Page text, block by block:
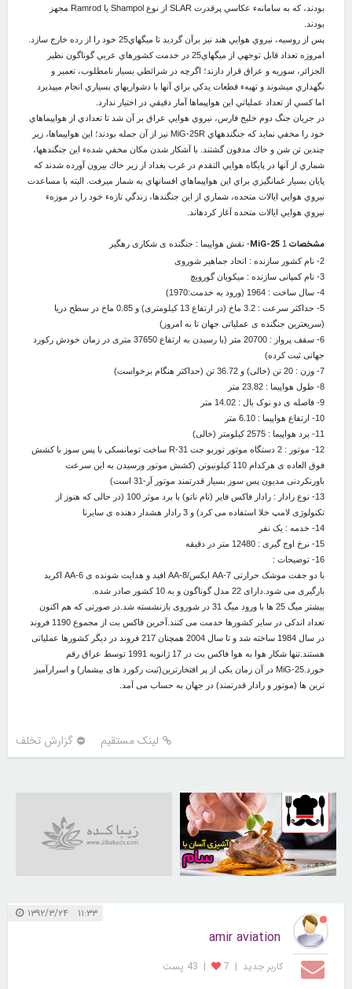
بودند، كه به سامانهء عكاسي پرقدرت SLAR از نوع Shampol يا Ramrod مجهز
بودند.
پس از روسيه، نيروي هوايي هند نيز برآن گرديد تا ميگهاي25 خود را از رده خارج سازد.
امروزه تعداد قابل توجهي از ميگهاي25 در خدمت كشورهاي عربي گوناگون نظير
الجزائر، سوريه و عراق قرار دارند؛ اگرچه در شرائطي بسيار نامطلوب، تعمير و
نگهداري مي‎شوند و تهيهء قطعات يدكي براي آنها با دشواري‏هاي بسياري انجام مي‏پذيرد
اما كسي از تعداد عملياتي اين هواپيماها آمار دقيقي در اختيار ندارد.
در جريان جنگ دوم خليج فارس، نيروي هوايي عراق بر آن شد تا تعدادي از هواپيماهاي
خود را مخفي نمايد كه جنگنده‏هاي MiG-25R نيز از آن جمله بودند؛ اين هواپيماها، زير
چندين تن شن و خاك مدفون گشتند. با آشكار شدن مكان مخفي شدهء اين جنگنده‏ها،
شماري از آنها در پايگاه هوايي التقدم در غرب بغداد از زير خاك بيرون آورده شدند كه
پايان بسيار غم‏انگيزي براي اين هواپيماهاي افسانه‏اي به شمار مي‏رفت. البته با مساعدت
نيروي هوايي ايالات متحده، شماري از اين جنگندها، زندگي تازهء خود را در موزهء
نيروي هوايي ايالات متحده آغاز كرده‏اند.
مشخصات MiG-25 1- نقش هواپیما : جنگنده ی شکاری رهگیر
2- نام کشور سازنده : اتحاد جماهیر شوروی
3- نام کمپانی سازنده : میکویان گورویچ
4- سال ساخت : 1964 (ورود به خدمت:1970)
5- حداکثر سرعت : 3.2 ماخ (در ارتفاع 13 کیلومتری) و 0.85 ماخ در سطح دریا
(سریعترین جنگنده ی عملیاتی جهان تا به امروز)
6- سقف پرواز : 20700 متر (با رسیدن به ارتفاع 37650 متری در زمان خودش رکورد
جهانی ثبت کرده)
7- وزن : 20 تن (خالی) و 36.72 تن (حداکثر هنگام برخواست)
8- طول هواپیما : 23.82 متر
9- فاصله ی دو نوک بال : 14.02 متر
10- ارتفاع هواپیما : 6.10 متر
11- برد هواپیما : 2575 کیلومتر (خالی)
12- موتور : 2 دستگاه موتور توربو جت R-31 ساخت تومانسکی با پس سوز با کشش
فوق العاده ی هرکدام 110 کیلونیوتن (کشش موتور ورسیدن به این سرعت
باورنکردنی مدیون پس سوز بسیار قدرتمند موتور آر-31 است)
13- نوع رادار : رادار فاکس فایر (نام ناتو) با برد موثر 100 (در حالی که هنوز از
تکنولوژی لامپ خلا استفاده می کرد) و 3 رادار هشدار دهنده ی سایرنا
14- خدمه : یک نفر
15- نرخ اوج گیری : 12480 متر در دقیقه
16- توضیحات :
با دو جفت موشک حرارتی AA-7 ایکس/AA-8 افید و هدایت شونده ی AA-6 اکرید
بارگیری می شود.دارای 22 مدل گوناگون و به 10 کشور صادر شده.
بیشتر میگ 25 ها با ورود میگ 31 در شوروی بازنشسته شد.در صورتی که هم اکنون
تعداد اندکی در سایر کشورها خدمت می کنند.آخرین فاکس بت از مجموع 1190 فروند
در سال 1984 ساخته شد و تا سال 2004 همچنان 217 فروند در دیگر کشورها عملیاتی
هستند.تنها شکار هوا به هوا فاکس بت در 17 ژانویه 1991 توسط عراق رقم
خورد.MiG-25 در آن زمان یکی از پر افتخارترین(ثبت رکورد های بیشمار) و اسرارآمیز
ترین ها (موتور و رادار قدرتمند) در جهان به حساب می آمد.
لینک مستقیم گزارش تخلف
30249759
۱۱:۳۳ ۱۳۹۲/۳/۲۴
amir aviation
کاربر جديد |
7
| 43 پست